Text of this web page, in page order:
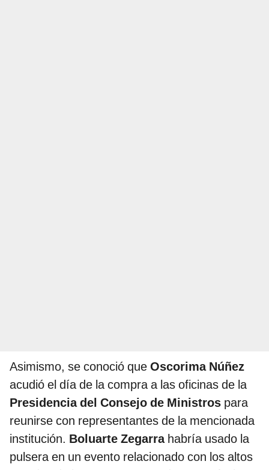
Asimismo, se conoció que Oscorima Núñez
acudió el día de la compra a las oficinas de la
Presidencia del Consejo de Ministros para
reunirse con representantes de la mencionada
institución. Boluarte Zegarra habría usado la
pulsera en un evento relacionado con los altos